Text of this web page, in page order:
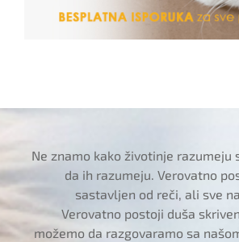
Ne znamo kako životinje razumeju
da ih razumeju. Verovatno
sastavljen od reči, ali sve
Verovatno postoji duša
možemo da razgovaramo sa